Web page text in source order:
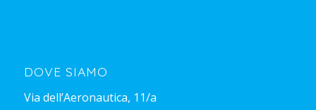
DOVE SIAMO
Via dell’Aeronautica, 11/a